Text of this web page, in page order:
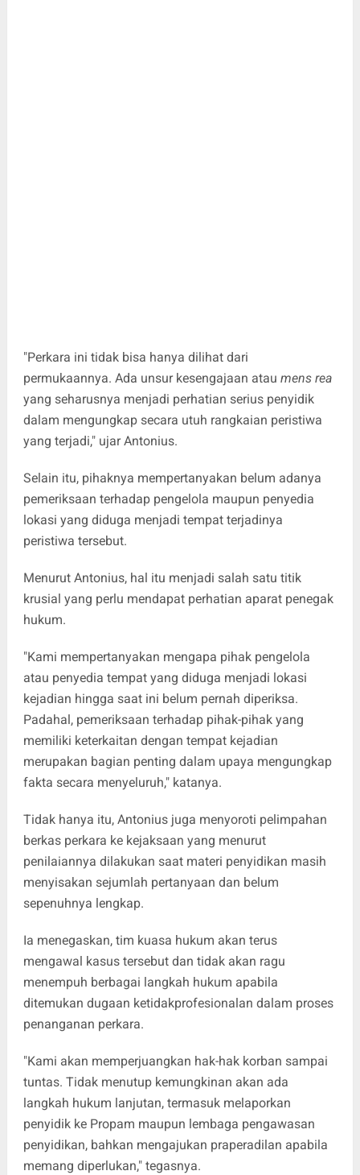
"Perkara ini tidak bisa hanya dilihat dari
permukaannya. Ada unsur kesengajaan atau mens rea
yang seharusnya menjadi perhatian serius penyidik
dalam mengungkap secara utuh rangkaian peristiwa
yang terjadi," ujar Antonius.
Selain itu, pihaknya mempertanyakan belum adanya
pemeriksaan terhadap pengelola maupun penyedia
lokasi yang diduga menjadi tempat terjadinya
peristiwa tersebut.
Menurut Antonius, hal itu menjadi salah satu titik
krusial yang perlu mendapat perhatian aparat penegak
hukum.
"Kami mempertanyakan mengapa pihak pengelola
atau penyedia tempat yang diduga menjadi lokasi
kejadian hingga saat ini belum pernah diperiksa.
Padahal, pemeriksaan terhadap pihak-pihak yang
memiliki keterkaitan dengan tempat kejadian
merupakan bagian penting dalam upaya mengungkap
fakta secara menyeluruh," katanya.
Tidak hanya itu, Antonius juga menyoroti pelimpahan
berkas perkara ke kejaksaan yang menurut
penilaiannya dilakukan saat materi penyidikan masih
menyisakan sejumlah pertanyaan dan belum
sepenuhnya lengkap.
Ia menegaskan, tim kuasa hukum akan terus
mengawal kasus tersebut dan tidak akan ragu
menempuh berbagai langkah hukum apabila
ditemukan dugaan ketidakprofesionalan dalam proses
penanganan perkara.
"Kami akan memperjuangkan hak-hak korban sampai
tuntas. Tidak menutup kemungkinan akan ada
langkah hukum lanjutan, termasuk melaporkan
penyidik ke Propam maupun lembaga pengawasan
penyidikan, bahkan mengajukan praperadilan apabila
memang diperlukan," tegasnya.